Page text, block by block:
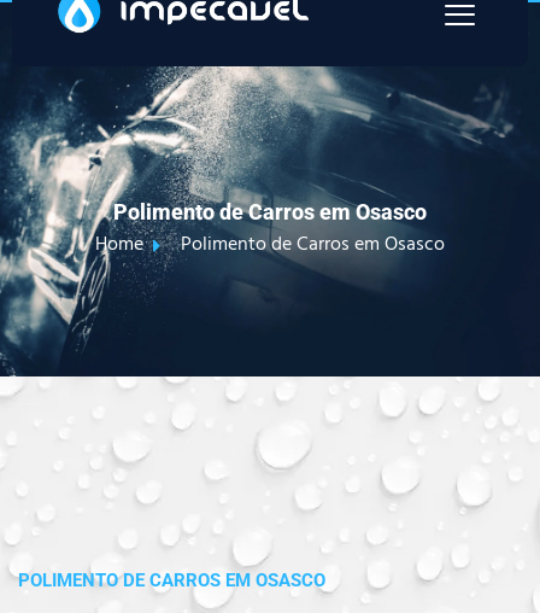
Polimento de Carros em Osasco
Home Polimento de Carros em Osasco
POLIMENTO DE CARROS EM OSASCO